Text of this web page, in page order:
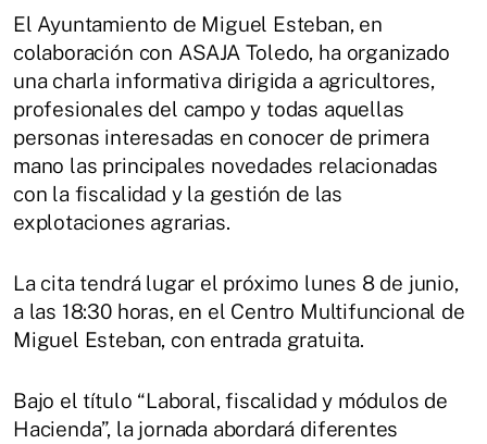
El Ayuntamiento de Miguel Esteban, en
colaboración con ASAJA Toledo, ha organizado
una charla informativa dirigida a agricultores,
profesionales del campo y todas aquellas
personas interesadas en conocer de primera
mano las principales novedades relacionadas
con la fiscalidad y la gestión de las
explotaciones agrarias.
La cita tendrá lugar el próximo lunes 8 de junio,
a las 18:30 horas, en el Centro Multifuncional de
Miguel Esteban, con entrada gratuita.
Bajo el título “Laboral, fiscalidad y módulos de
Hacienda”, la jornada abordará diferentes